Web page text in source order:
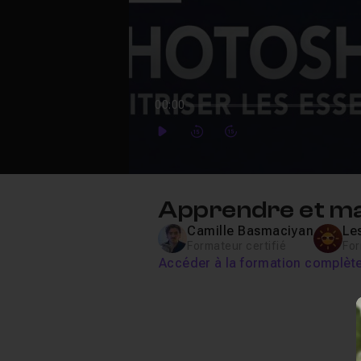
00:00
PlayForwardForward
Apprendre et
Camille Basmaciyan
Accéder à la formation